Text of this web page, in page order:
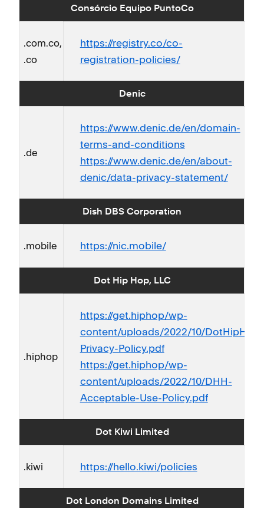
Consórcio Equipo PuntoCo
.com.co,
.co
https://registry.co/co-
registration-policies/
Denic
.de
https://www.denic.de/en/domain-
terms-and-conditions
https://www.denic.de/en/about-
denic/data-privacy-statement/
Dish DBS Corporation
.mobile https://nic.mobile/
Dot Hip Hop, LLC
.hiphop
https://get.hiphop/wp-
content/uploads/2022/10/DotHipHop-
Privacy-Policy.pdf
https://get.hiphop/wp-
content/uploads/2022/10/DHH-
Acceptable-Use-Policy.pdf
Dot Kiwi Limited
.kiwi https://hello.kiwi/policies
Dot London Domains Limited